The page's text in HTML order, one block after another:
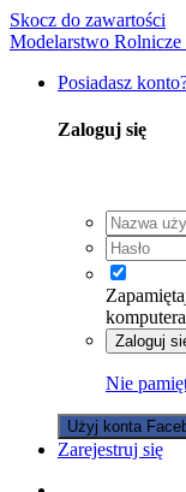
Skocz do zawartości
Modelarstwo Rolnicze
Posiadasz
Zaloguj się
Zaloguj
Nie
Użyj konta
Zarejestruj się